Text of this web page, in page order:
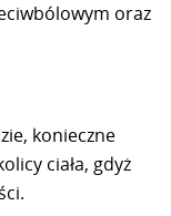
oraz
konieczne
ciała, gdyż